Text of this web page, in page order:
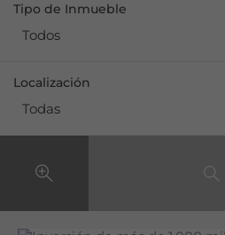
Tipo de Inmueble
Todos
Localización
Todas